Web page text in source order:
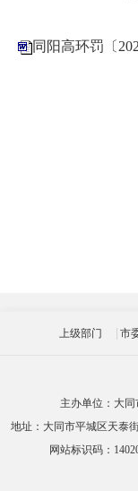
同阳高环罚〔
上级部门 市
主办单位：大
地址：大同市平城区天泰
网站标识码：